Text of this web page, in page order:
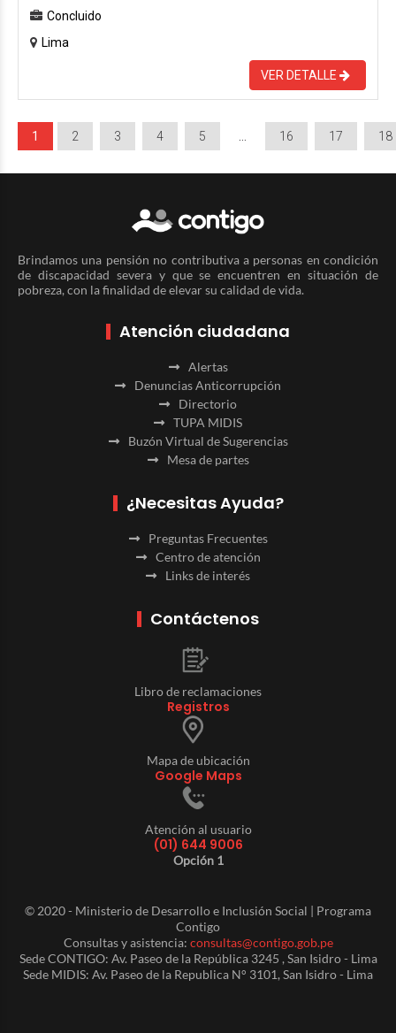
Concluido
Lima
VER DETALLE
1 2 3 4 5 16 17 18
Brindamos una pensión no contributiva a personas en condición
de discapacidad severa y que se encuentren en situación de
pobreza, con la finalidad de elevar su calidad de vida.
Atención ciudadana
Alertas
Denuncias Anticorrupción
Directorio
TUPA MIDIS
Buzón Virtual de Sugerencias
Mesa de partes
¿Necesitas Ayuda?
Preguntas Frecuentes
Centro de atención
Links de interés
Contáctenos
Libro de reclamaciones
Registros
Mapa de ubicación
Google Maps
Atención al usuario
(01) 644 9006
Opción 1
© 2020 - Ministerio de Desarrollo e Inclusión Social | Programa
Contigo
Consultas y asistencia: consultas@contigo.gob.pe
Sede CONTIGO: Av. Paseo de la República 3245 , San Isidro - Lima
Sede MIDIS: Av. Paseo de la Republica N° 3101, San Isidro - Lima